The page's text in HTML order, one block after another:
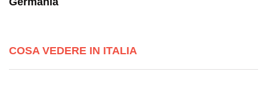
COSA VEDERE IN ITALIA